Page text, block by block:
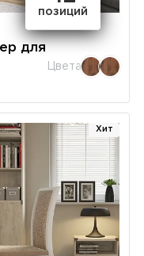
позиций
для
Цвета
Хит